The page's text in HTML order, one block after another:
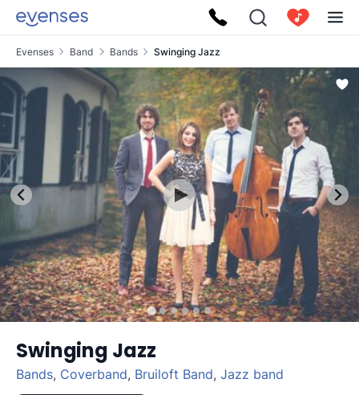
Evenses Band Bands Swinging Jazz
Swinging Jazz
Bands, Coverband, Bruiloft Band, Jazz band